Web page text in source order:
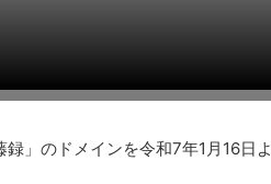
録」のドメインを令和7年1月16